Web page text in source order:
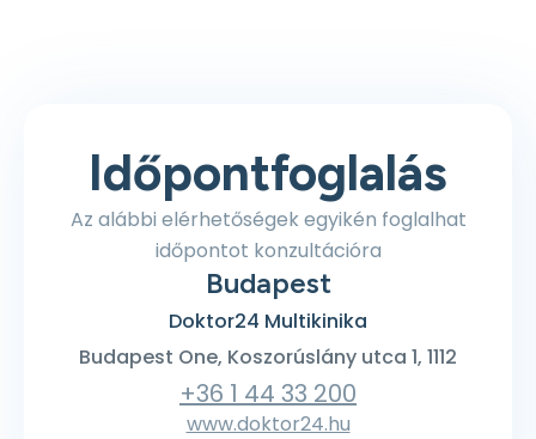
Időpontfoglalás
Az alábbi elérhetőségek egyikén foglalhat
időpontot konzultációra
Budapest
Doktor24 Multikinika
Budapest One, Koszorúslány utca 1, 1112
+36 1 44 33 200
www.doktor24.hu